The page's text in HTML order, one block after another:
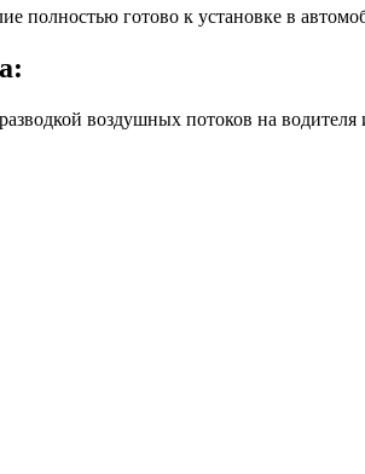
полностью готово к установке в
воздушных потоков на